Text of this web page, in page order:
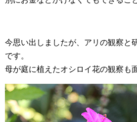
今思い出しましたが、アリの観察と
です。
母が庭に植えたオシロイ花の観察も